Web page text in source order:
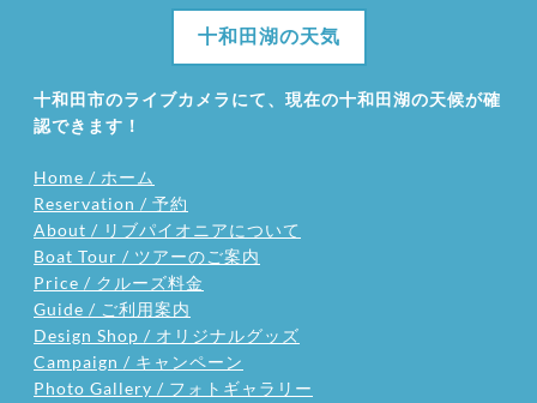
十和田湖の天気
十和田市のライブカメラにて、現在の十和田湖の天候が確
認できます！
Home / ホーム
Reservation / 予約
About / リブパイオニアについて
Boat Tour / ツアーのご案内
Price / クルーズ料金
Guide / ご利用案内
Design Shop / オリジナルグッズ
Campaign / キャンペーン
Photo Gallery / フォトギャラリー